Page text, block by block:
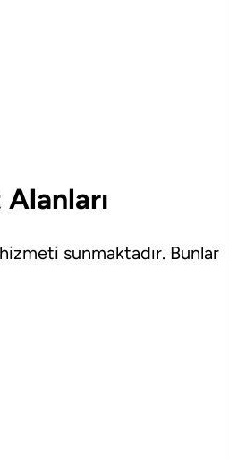
sunmaktadır. Bunlar